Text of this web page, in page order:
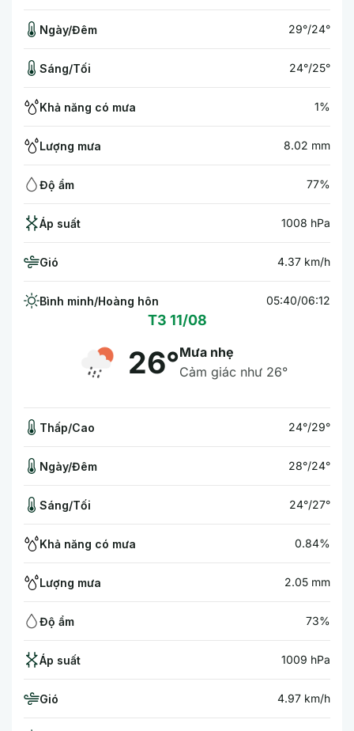
Ngày/Đêm 29°/24°
Sáng/Tối 24°/25°
Khả năng có mưa 1%
Lượng mưa 8.02 mm
Độ ẩm 77%
Áp suất 1008 hPa
Gió 4.37 km/h
Bình minh/Hoàng hôn 05:40/06:12
T3 11/08
26°Mưa nhẹ
Cảm giác như 26°
Thấp/Cao 24°/29°
Ngày/Đêm 28°/24°
Sáng/Tối 24°/27°
Khả năng có mưa 0.84%
Lượng mưa 2.05 mm
Độ ẩm 73%
Áp suất 1009 hPa
Gió 4.97 km/h